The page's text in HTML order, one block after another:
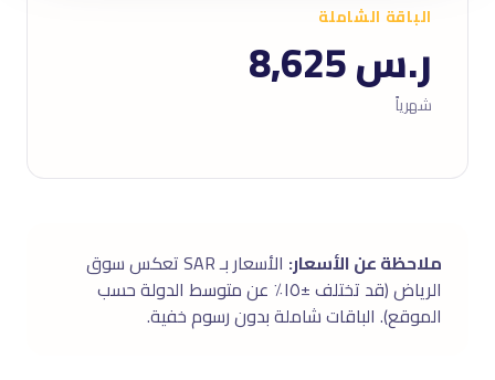
الباقة الشاملة
ر.س 8,625
شهرياً
ملاحظة عن الأسعار:
الأسعار بـ SAR تعكس سوق
الرياض (قد تختلف ±١٥٪ عن متوسط الدولة حسب
الموقع). الباقات شاملة بدون رسوم خفية.